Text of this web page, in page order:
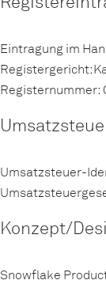
Eintragung im
Registernummer:
Umsatzsteuer-
Konzept/
Snowflake